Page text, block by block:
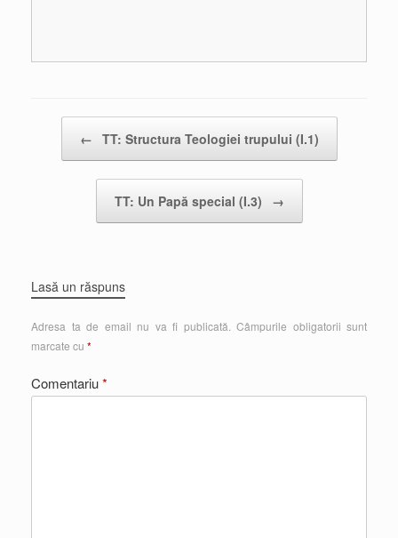
← TT: Structura Teologiei trupului (I.1)
TT: Un Papă special (I.3) →
Lasă un răspuns
Adresa ta de email nu va fi publicată. Câmpurile obligatorii sunt
marcate cu *
Comentariu*